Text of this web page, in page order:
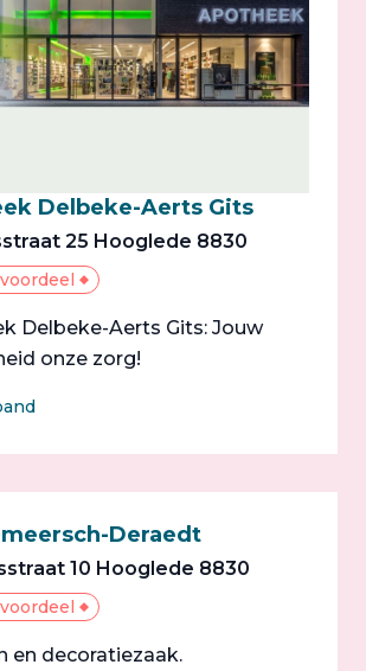
Delbeke-Aerts Gits
25 Hooglede 8830
Delbeke-Aerts Gits: Jouw
onze zorg!
Deraedt
10 Hooglede 8830
en decoratiezaak.